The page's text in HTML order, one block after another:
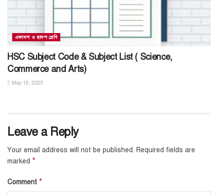
একাদশ ও দ্বাদশ শ্রেণি
HSC Subject Code & Subject List ( Science,
Commerce and Arts)
May 19, 2025
Leave a Reply
Your email address will not be published. Required fields are
marked *
Comment *